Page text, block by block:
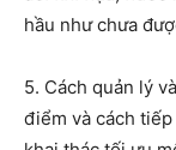
hầu như chưa
5. Cách quản lý
điểm và cách